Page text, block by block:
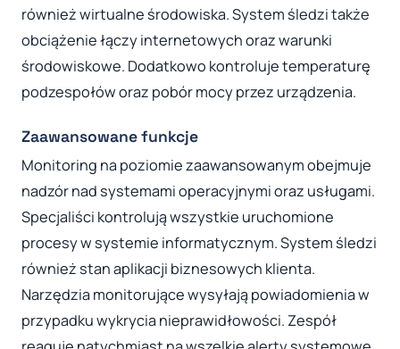
również wirtualne środowiska. System śledzi także
obciążenie łączy internetowych oraz warunki
środowiskowe. Dodatkowo kontroluje temperaturę
podzespołów oraz pobór mocy przez urządzenia.
Zaawansowane funkcje
Monitoring na poziomie zaawansowanym obejmuje
nadzór nad systemami operacyjnymi oraz usługami.
Specjaliści kontrolują wszystkie uruchomione
procesy w systemie informatycznym. System śledzi
również stan aplikacji biznesowych klienta.
Narzędzia monitorujące wysyłają powiadomienia w
przypadku wykrycia nieprawidłowości. Zespół